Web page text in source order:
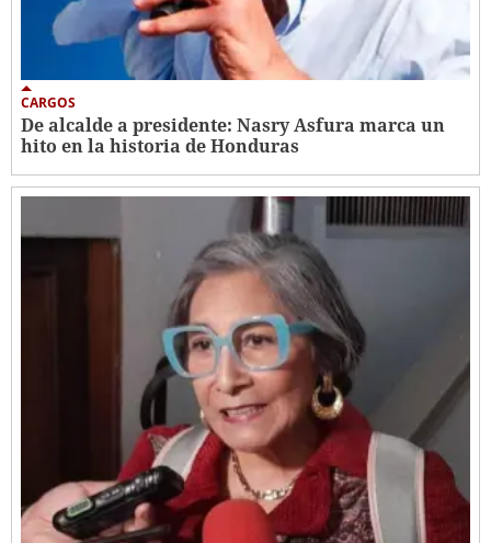
CARGOS
De alcalde a presidente: Nasry Asfura marca un
hito en la historia de Honduras